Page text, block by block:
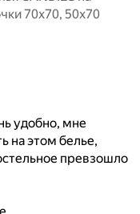
70x70, 50x70
удобно, мне
на этом белье,
превзошло